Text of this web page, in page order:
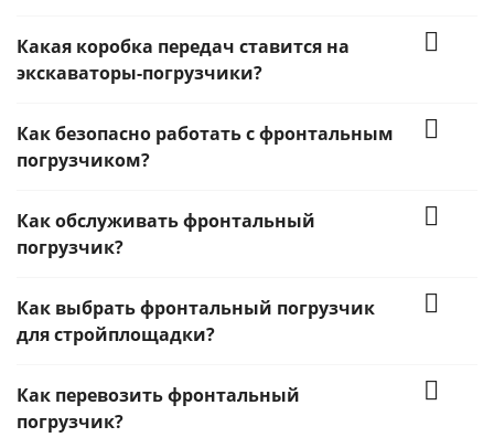
Какая коробка передач ставится на
экскаваторы-погрузчики?
Как безопасно работать с фронтальным
погрузчиком?
Как обслуживать фронтальный
погрузчик?
Как выбрать фронтальный погрузчик
для стройплощадки?
Как перевозить фронтальный
погрузчик?